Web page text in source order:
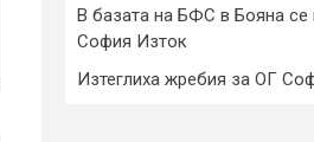
В базата на БФС в Бояна се
София Изток
Изтеглиха жребия за ОГ